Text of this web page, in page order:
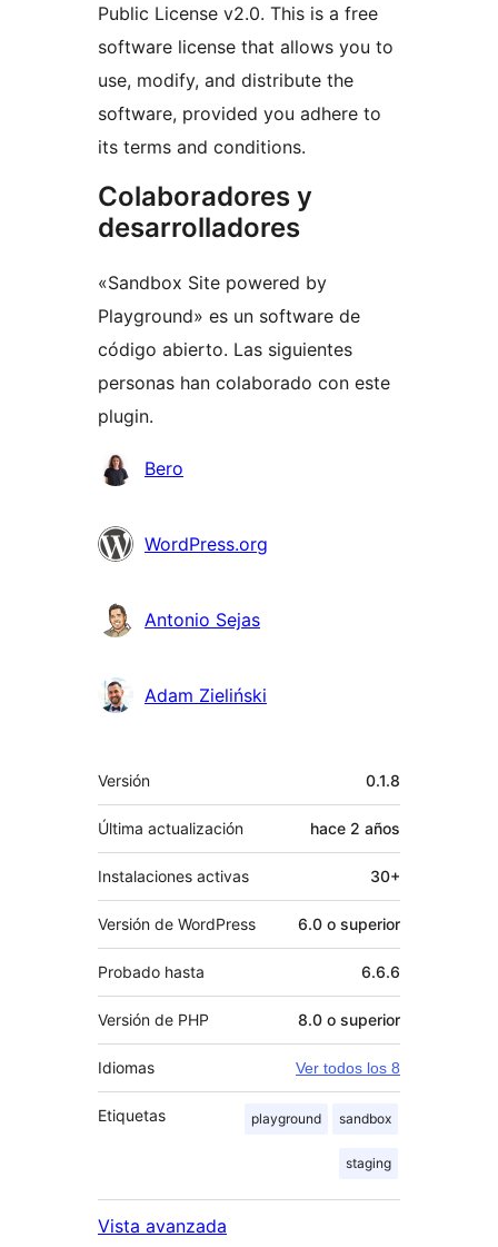
Public License v2.0. This is a free
software license that allows you to
use, modify, and distribute the
software, provided you adhere to
its terms and conditions.
Colaboradores y
desarrolladores
«Sandbox Site powered by
Playground» es un software de
código abierto. Las siguientes
personas han colaborado con este
plugin.
Colaboradores
Bero
WordPress.org
Antonio Sejas
Adam Zieliński
Meta
Versión 0.1.8
Última actualización hace 2 años
Instalaciones activas 30+
Versión de WordPress 6.0 o superior
Probado hasta 6.6.6
Versión de PHP 8.0 o superior
Idiomas Ver todos los 8
Etiquetas playground sandbox
staging
Vista avanzada